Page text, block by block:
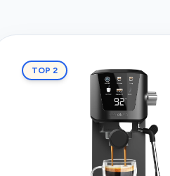
TOP 2